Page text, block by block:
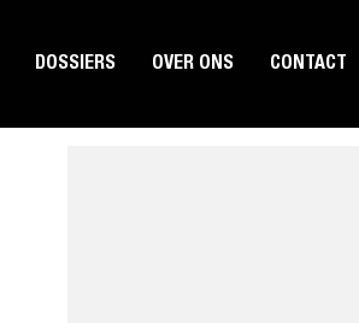
DOSSIERS OVER ONS CONTACT